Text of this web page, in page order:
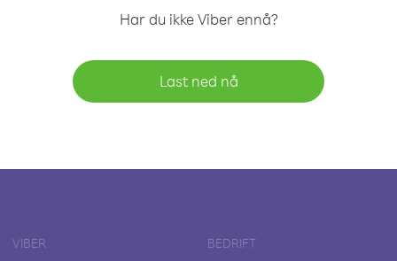
Har du ikke Viber ennå?
Last ned nå
VIBER BEDRIFT